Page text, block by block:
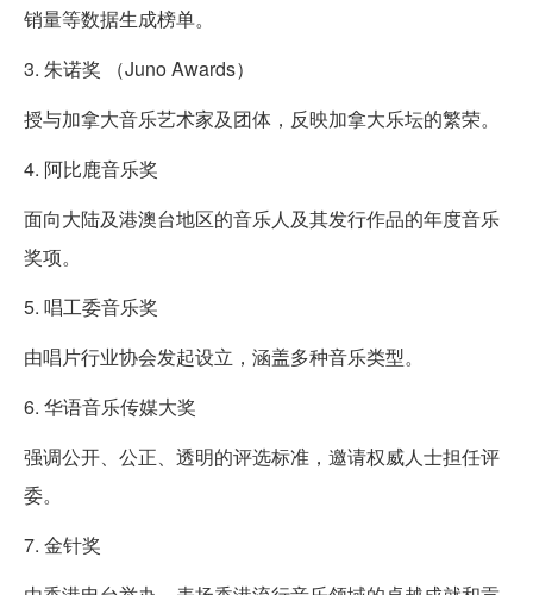
销量等数据生成榜单。
3. 朱诺奖 （Juno Awards）
授与加拿大音乐艺术家及团体，反映加拿大乐坛的繁荣。
4. 阿比鹿音乐奖
面向大陆及港澳台地区的音乐人及其发行作品的年度音乐
奖项。
5. 唱工委音乐奖
由唱片行业协会发起设立，涵盖多种音乐类型。
6. 华语音乐传媒大奖
强调公开、公正、透明的评选标准，邀请权威人士担任评
委。
7. 金针奖